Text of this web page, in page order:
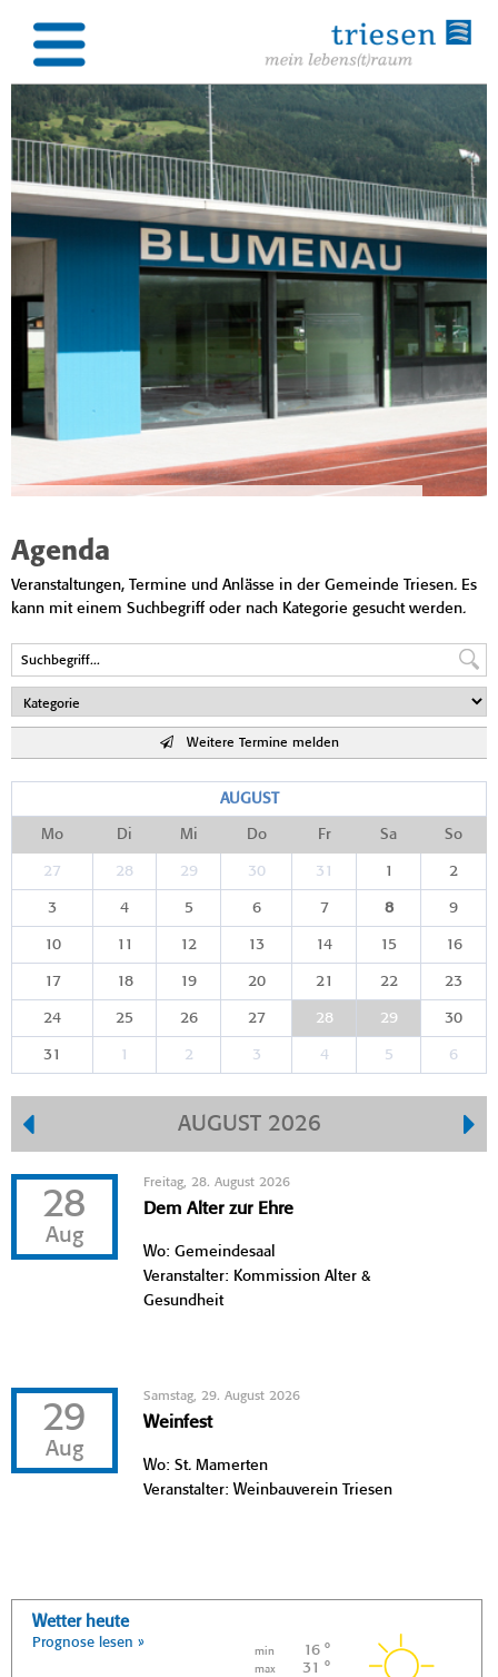
Agenda
Veranstaltungen, Termine und Anlässe in der Gemeinde Triesen. Es
kann mit einem Suchbegriff oder nach Kategorie gesucht werden.
Weitere Termine melden
AUGUST
Mo Di Mi Do Fr Sa So
27 28 29 30 31 1 2
3 4 5 6 7 8 9
10 11 12 13 14 15 16
17 18 19 20 21 22 23
24 25 26 27 28 29 30
31 1 2 3 4 5 6
AUGUST 2026
28
Aug
Freitag, 28. August 2026
Dem Alter zur Ehre
Wo: Gemeindesaal
Veranstalter: Kommission Alter &
Gesundheit
29
Aug
Samstag, 29. August 2026
Weinfest
Wo: St. Mamerten
Veranstalter: Weinbauverein Triesen
Wetter heute
Prognose lesen »
min 16 °
max 31 °